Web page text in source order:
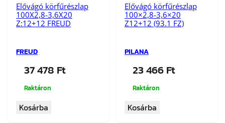
Elővágó körfűrészlap
100X2,8-3,6X20
Z:12+12 FREUD
FREUD
37 478 Ft
Raktáron
Kosárba
Elővágó körfűrészlap
100×2,8-3,6×20
Z12+12 (93.1 FZ)
PILANA
23 466Ft
Raktáron
Kosárba